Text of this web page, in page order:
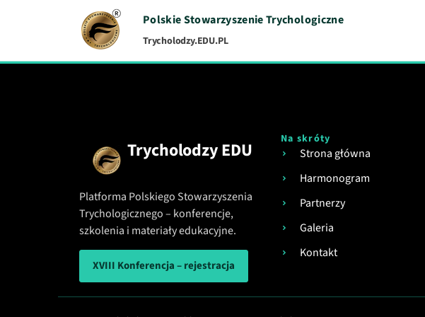
Polskie Stowarzyszenie Trychologiczne
Trycholodzy.EDU.PL
Trycholodzy EDU
Platforma Polskiego Stowarzyszenia
Trychologicznego – konferencje,
szkolenia i materiały edukacyjne.
XVIII Konferencja – rejestracja
Na skróty
Strona główna
Harmonogram
Partnerzy
Galeria
Kontakt